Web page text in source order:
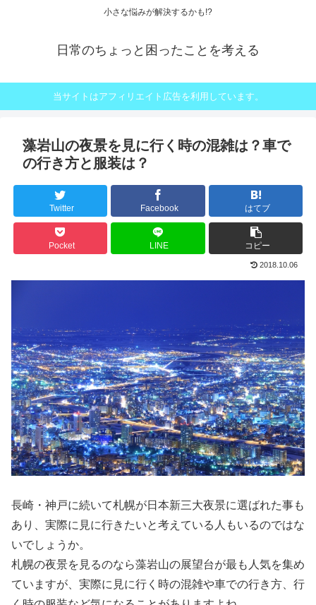
小さな悩みが解決するかも!?
日常のちょっと困ったことを考える
当サイトはアフィリエイト広告を利用しています。
藻岩山の夜景を見に行く時の混雑は？車で
の行き方と服装は？
Twitter Facebook はてブ
Pocket LINE コピー
2018.10.06
長崎・神戸に続いて札幌が日本新三大夜景に選ばれた事も
あり、実際に見に行きたいと考えている人もいるのではな
いでしょうか。
札幌の夜景を見るのなら藻岩山の展望台が最も人気を集め
ていますが、実際に見に行く時の混雑や車での行き方、行